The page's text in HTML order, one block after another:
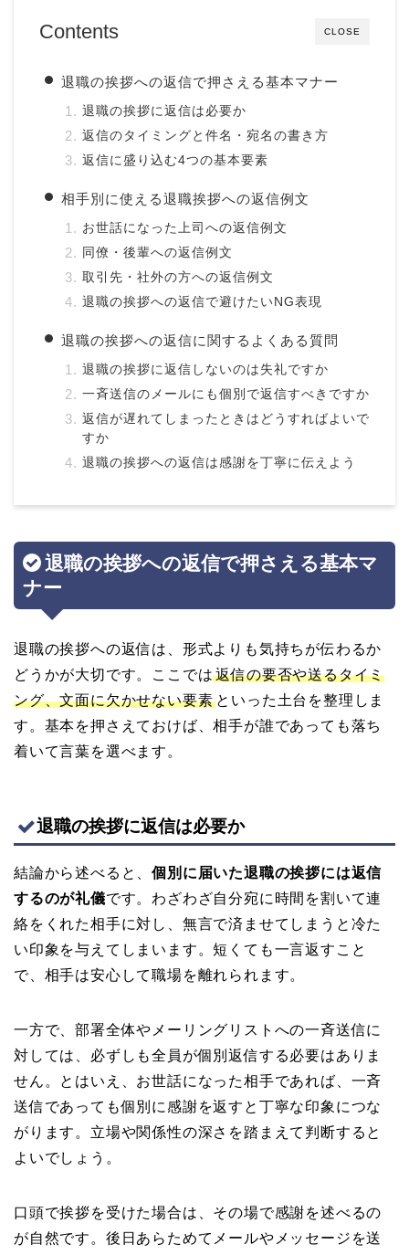
CLOSE
Contents
退職の挨拶への返信で押さえる基本マナー
退職の挨拶に返信は必要か
返信のタイミングと件名・宛名の書き方
返信に盛り込む4つの基本要素
相手別に使える退職挨拶への返信例文
お世話になった上司への返信例文
同僚・後輩への返信例文
取引先・社外の方への返信例文
退職の挨拶への返信で避けたいNG表現
退職の挨拶への返信に関するよくある質問
退職の挨拶に返信しないのは失礼ですか
一斉送信のメールにも個別で返信すべきですか
返信が遅れてしまったときはどうすればよいで
すか
退職の挨拶への返信は感謝を丁寧に伝えよう
退職の挨拶への返信で押さえる基本マ
ナー
退職の挨拶への返信は、形式よりも気持ちが伝わるか
どうかが大切です。ここでは返信の要否や送るタイミ
ング、文面に欠かせない要素 といった土台を整理しま
す。基本を押さえておけば、相手が誰であっても落ち
着いて言葉を選べます。
退職の挨拶に返信は必要か
結論から述べると、個別に届いた退職の挨拶には返信
するのが礼儀です。わざわざ自分宛に時間を割いて連
絡をくれた相手に対し、無言で済ませてしまうと冷た
い印象を与えてしまいます。短くても一言返すこと
で、相手は安心して職場を離れられます。
一方で、部署全体やメーリングリストへの一斉送信に
対しては、必ずしも全員が個別返信する必要はありま
せん。とはいえ、お世話になった相手であれば、一斉
送信であっても個別に感謝を返すと丁寧な印象につな
がります。立場や関係性の深さを踏まえて判断すると
よいでしょう。
口頭で挨拶を受けた場合は、その場で感謝を述べるの
が自然です。後日あらためてメールやメッセージを送